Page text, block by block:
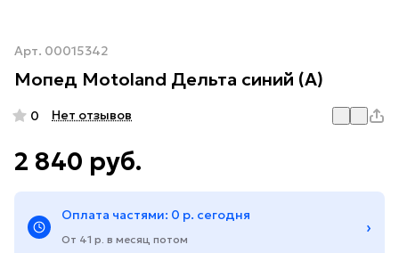
Арт. 00015342
Мопед Motoland Дельта синий (А)
0 Нет отзывов
2 840 руб.
Оплата частями: 0 р. сегодня
От 41 р. в месяц потом
›